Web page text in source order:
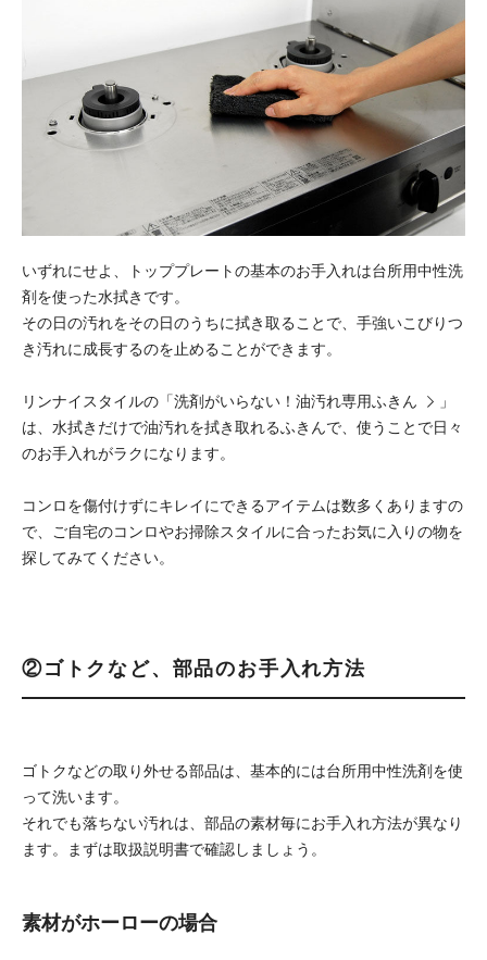
いずれにせよ、トッププレートの基本のお手入れは台所用中性洗
剤を使った水拭きです。
その日の汚れをその日のうちに拭き取ることで、手強いこびりつ
き汚れに成長するのを止めることができます。
リンナイスタイルの「洗剤がいらない！油汚れ専用ふきん
」
は、水拭きだけで油汚れを拭き取れるふきんで、使うことで日々
のお手入れがラクになります。
コンロを傷付けずにキレイにできるアイテムは数多くありますの
で、ご自宅のコンロやお掃除スタイルに合ったお気に入りの物を
探してみてください。
②ゴトクなど、部品のお手入れ方法
ゴトクなどの取り外せる部品は、基本的には台所用中性洗剤を使
って洗います。
それでも落ちない汚れは、部品の素材毎にお手入れ方法が異なり
ます。まずは取扱説明書で確認しましょう。
素材がホーローの場合